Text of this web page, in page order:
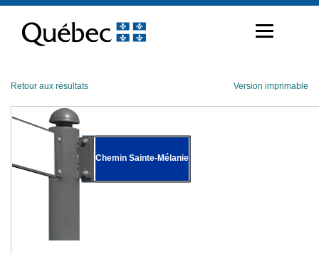
contenu
Retour aux résultats Version imprimable
Chemin Sainte-Mélanie